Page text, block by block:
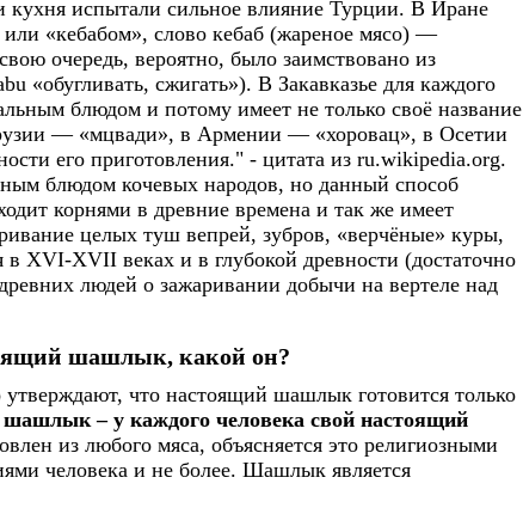
испытали сильное влияние Турции. В Иране
«кебабом», слово кебаб (жареное мясо) —
очередь, вероятно, было заимствовано из
«обугливать, сжигать»). В Закавказье для каждого
блюдом и потому имеет не только своё название
— «мцвади», в Армении — «хоровац», в Осетии
его приготовления." - цитата из ru.wikipedia.org.
блюдом кочевых народов, но данный способ
корнями в древние времена и так же имеет
целых туш вепрей, зубров, «верчёные» куры,
XVI-XVII веках и в глубокой древности (достаточно
людей о зажаривании добычи на вертеле над
шашлык, какой он?
что настоящий шашлык готовится только
– у каждого человека свой настоящий
из любого мяса, объясняется это религиозными
человека и не более. Шашлык является